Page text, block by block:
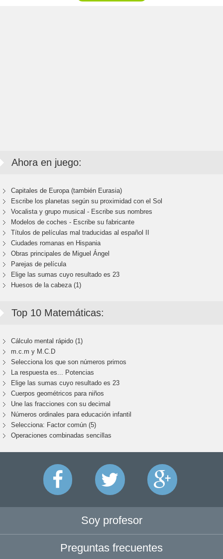
Ahora en juego:
Capitales de Europa (también Eurasia)
Escribe los planetas según su proximidad con el Sol
Vocalista y grupo musical - Escribe sus nombres
Modelos de coches - Escribe su fabricante
Títulos de películas mal traducidas al español II
Ciudades romanas en Hispania
Obras principales de Miguel Ángel
Parejas de película
Elige las sumas cuyo resultado es 23
Huesos de la cabeza (1)
Top 10 Matemáticas:
Cálculo mental rápido (1)
m.c.m y M.C.D
Selecciona los que son números primos
La respuesta es... Potencias
Elige las sumas cuyo resultado es 23
Cuerpos geométricos para niños
Une las fracciones con su decimal
Números ordinales para educación infantil
Selecciona: Factor común (5)
Operaciones combinadas sencillas
Soy profesor
Preguntas frecuentes